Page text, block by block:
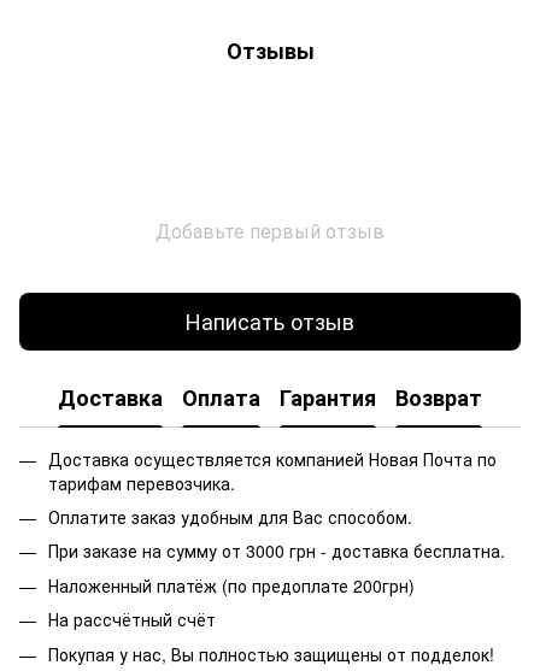
Отзывы
Добавьте первый отзыв
Написать отзыв
Доставка Оплата Гарантия Возврат
Доставка осуществляется компанией Новая Почта по
тарифам перевозчика.
Оплатите заказ удобным для Вас способом.
При заказе на сумму от 3000 грн - доставка бесплатна.
Наложенный платёж (по предоплате 200грн)
На рассчётный счёт
Покупая у нас, Вы полностью защищены от подделок!